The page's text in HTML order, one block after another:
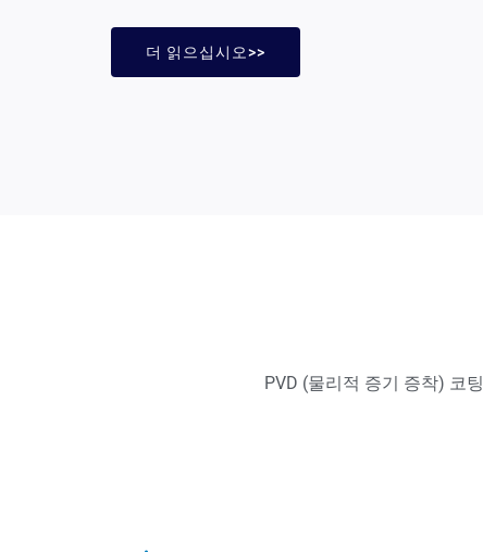
더 읽으십시오>>
PVD (물리적 증기 증착) 코